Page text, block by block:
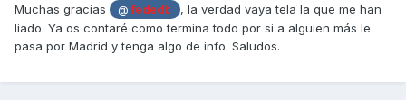
Muchas gracias @ fededb
, la verdad vaya tela la que me han
liado. Ya os contaré como termina todo por si a alguien más le
pasa por Madrid y tenga algo de info. Saludos.